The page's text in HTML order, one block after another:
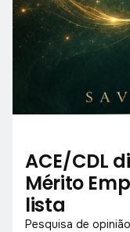
ACE/CDL
Mérito
lista
Pesquisa de